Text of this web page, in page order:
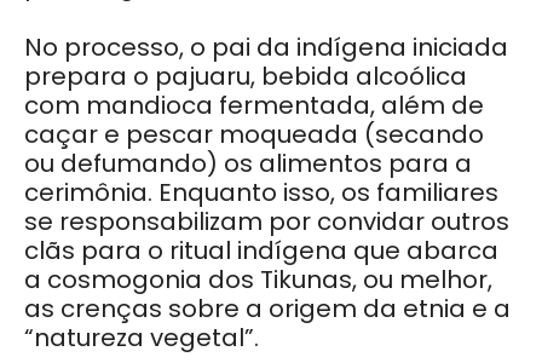
No processo, o pai da indígena iniciada
prepara o pajuaru, bebida alcoólica
com mandioca fermentada, além de
caçar e pescar moqueada (secando
ou defumando) os alimentos para a
cerimônia. Enquanto isso, os familiares
se responsabilizam por convidar outros
clãs para o ritual indígena que abarca
a cosmogonia dos Tikunas, ou melhor,
as crenças sobre a origem da etnia e a
“natureza vegetal”.